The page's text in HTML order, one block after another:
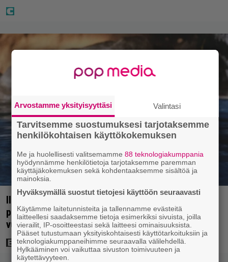
Illalla tv:ssä: 007-elokuva jossa vältettiin
petipuuhia – päätähti paljasti yllättävän syyn
vuonna 2007
Arvostamme yksityisyyttäsi Valintasi
Tarvitsemme suostumuksesi tarjotaksemme
henkilökohtaisen käyttökokemuksen
Me ja huolellisesti valitsemamme 88 teknologiakumppania
hyödynnämme henkilötietoja tarjotaksemme paremman
käyttäjäkokemuksen sekä kohdentaaksemme sisältöä ja
mainoksia.
Hyväksymällä suostut tietojesi käyttöön seuraavasti
Käytämme laitetunnisteita ja tallennamme evästeitä
laitteellesi saadaksemme tietoja esimerkiksi sivuista, joilla
vierailit, IP-osoitteestasi sekä laitteesi ominaisuuksista.
Pääset tutustumaan yksityiskohtaisesti käyttötarkoituksiin ja
teknologiakumppaneihimme seuraavalla välilehdellä.
Hylkääminen voi vaikuttaa sivuston toimivuuteen ja
käytettävyyteen.